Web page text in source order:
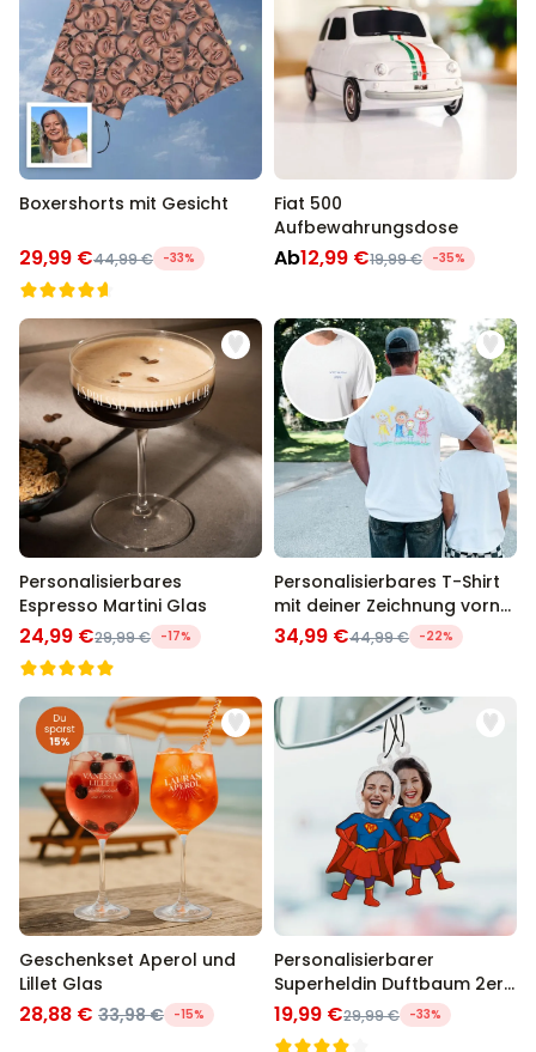
Boxershorts mit Gesicht
29,99 €44,99 € -33%
Fiat 500
Aufbewahrungsdose
Ab12,99 €19,99 € -35%
Personalisierbares
Espresso Martini Glas
24,99 €29,99 € -17%
Personalisierbares T-Shirt
mit deiner Zeichnung vorne
und hinten
34,99 €44,99 € -22%
Geschenkset Aperol und
Lillet Glas
28,88 € 33,98 € -15%
Personalisierbarer
Superheldin Duftbaum 2er
Set mit Gesicht
19,99 €29,99 € -33%